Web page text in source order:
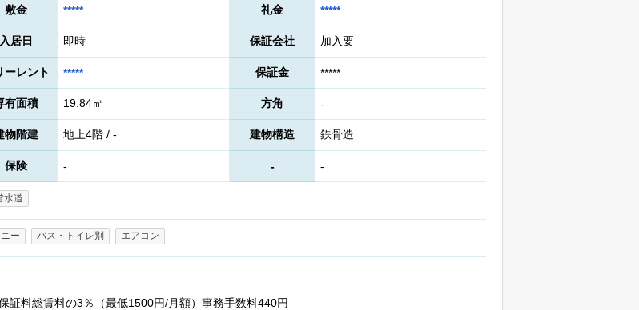
敷金 ***** 礼金 *****
入居日 即時 保証会社 加入要
ーレント ***** 保証金 *****
有面積 19.84㎡ 方角 -
物階建 地上4階 / - 建物構造 鉄骨造
保険 - - -
水道
ー バス・トイレ別 エアコン
証料総賃料の3％（最低1500円/月額）事務手数料440円